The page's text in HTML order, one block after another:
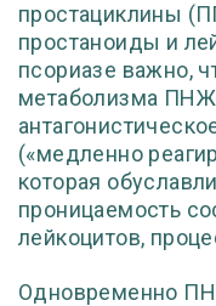
простациклины
простаноиды и
псориазе важно,
метаболизма
(«медленно
которая
проницаемость
лейкоцитов,
Одновременно